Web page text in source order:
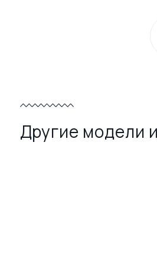
Другие модели